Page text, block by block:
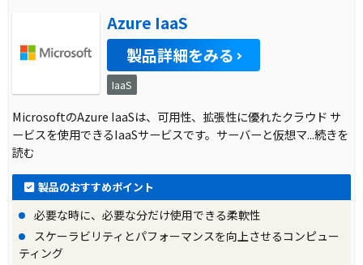
Azure IaaS
製品詳細をみる
IaaS
MicrosoftのAzure IaaSは、可用性、拡張性に優れたクラウド サ
ービスを使用できるIaaSサービスです。サーバーと仮想マ...続きを
読む
製品のおすすめポイント
必要な時に、必要な分だけ使用できる柔軟性
スケーラビリティとパフォーマンスを向上させるコンピュー
ティング